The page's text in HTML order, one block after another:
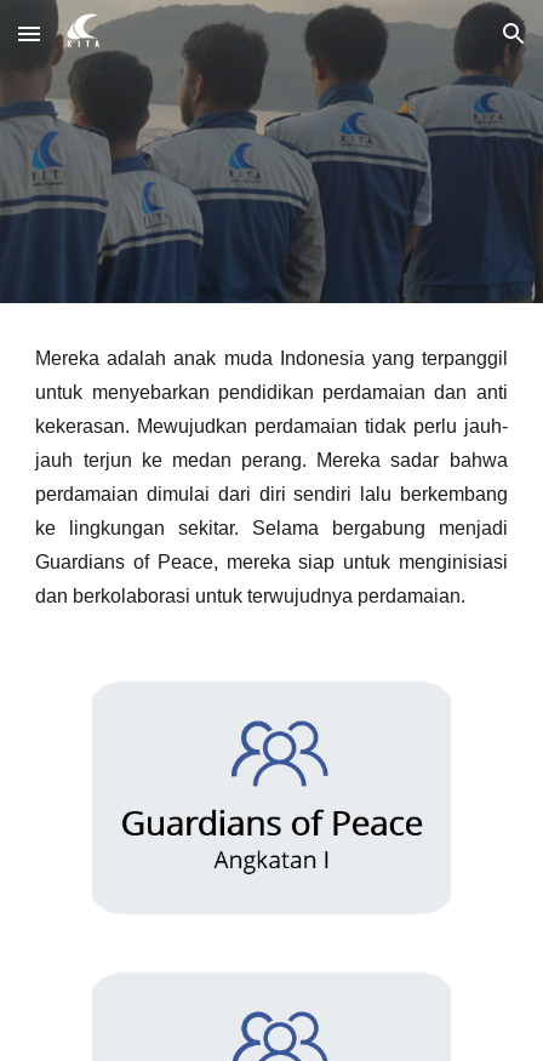
Skip to main content Skip to navigation
Mereka adalah anak muda Indonesia yang terpanggil
untuk menyebarkan pendidikan perdamaian dan anti
kekerasan. Mewujudkan perdamaian tidak perlu jauh-
jauh terjun ke medan perang. Mereka sadar bahwa
perdamaian dimulai dari diri sendiri lalu berkembang
ke lingkungan sekitar. Selama bergabung menjadi
Guardians of Peace, mereka siap untuk menginisiasi
dan berkolaborasi untuk terwujudnya perdamaian.